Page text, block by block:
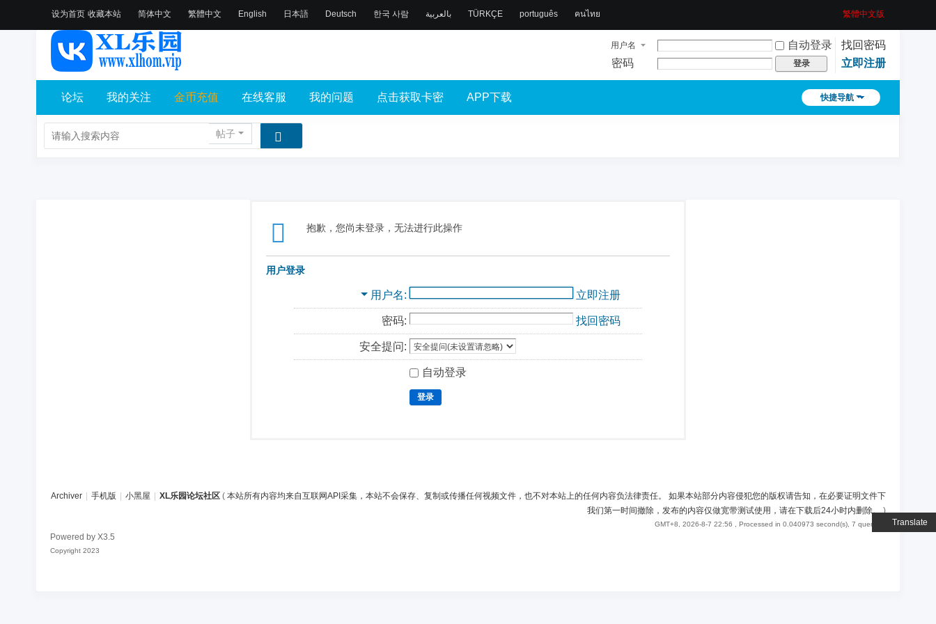
设为首页 收藏本站
Translate
简体中文 繁體中文 English 日本語 Deutsch 한국 사람 بالعربية TÜRKÇE português คนไทย 繁體中文版
用户名 自动登录
找回密码
密码
登录 立即注册
快捷导航
论坛 我的关注 金币充值 在线客服 我的问题 点击获取卡密 APP下载
帖子
抱歉，您尚未登录，无法进行此操作
用户登录
用户名 立即注册
密码: 找回密码
安全提问:
自动登录
登录
Archiver 手机版 小黑屋 XL乐园论坛社区 ( 本站所有内容均来自互联网API采集，本站不会保存、复制或传播任何视频文件，也不对本站上的任何内容负法律责任。 如果本站部分内容侵犯您的版权请告知，在必要证明文件下
我们第一时间撤除，发布的内容仅做宽带测试使用，请在下载后24小时内删除。)
GMT+8, 2026-8-7 22:56 , Processed in 0.040973 second(s), 7 queries .
Powered by X3.5
Copyright 2023